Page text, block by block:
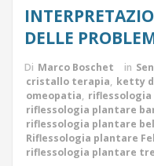
DELLE
Di Marco Boschet in
cristallo terapia, ketty
omeopatia,
riflessologia plantare
riflessologia plantare
Riflessologia plantare
riflessologia plantare